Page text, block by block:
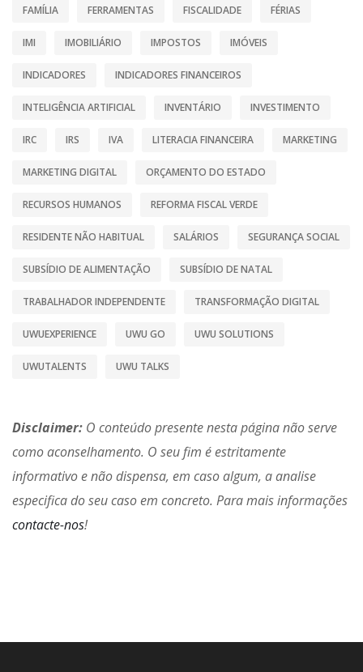
FAMÍLIA FERRAMENTAS FISCALIDADE FÉRIAS
IMI IMOBILIÁRIO IMPOSTOS IMÓVEIS
INDICADORES INDICADORES FINANCEIROS
INTELIGÊNCIA ARTIFICIAL INVENTÁRIO INVESTIMENTO
IRC IRS IVA LITERACIA FINANCEIRA MARKETING
MARKETING DIGITAL ORÇAMENTO DO ESTADO
RECURSOS HUMANOS REFORMA FISCAL VERDE
RESIDENTE NÃO HABITUAL SALÁRIOS SEGURANÇA SOCIAL
SUBSÍDIO DE ALIMENTAÇÃO SUBSÍDIO DE NATAL
TRABALHADOR INDEPENDENTE TRANSFORMAÇÃO DIGITAL
UWUEXPERIENCE UWU GO UWU SOLUTIONS
UWUTALENTS UWU TALKS
Disclaimer: O conteúdo presente nesta página não serve
como aconselhamento. O seu fim é estritamente
informativo e não dispensa, em caso algum, a analise
especifica do seu caso em concreto. Para mais informações
contacte-nos!